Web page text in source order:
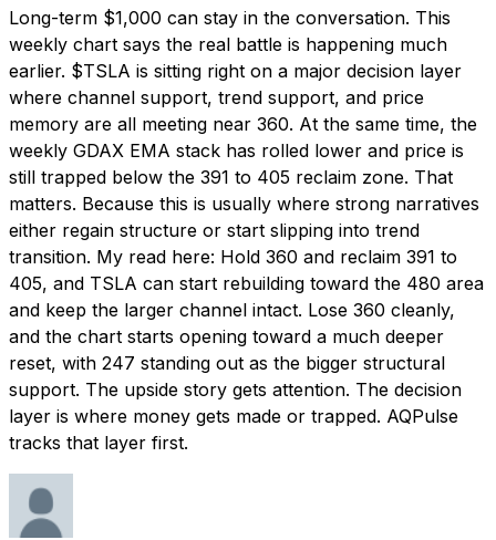
Long-term $1,000 can stay in the conversation. This
weekly chart says the real battle is happening much
earlier. $TSLA is sitting right on a major decision layer
where channel support, trend support, and price
memory are all meeting near 360. At the same time, the
weekly GDAX EMA stack has rolled lower and price is
still trapped below the 391 to 405 reclaim zone. That
matters. Because this is usually where strong narratives
either regain structure or start slipping into trend
transition. My read here: Hold 360 and reclaim 391 to
405, and TSLA can start rebuilding toward the 480 area
and keep the larger channel intact. Lose 360 cleanly,
and the chart starts opening toward a much deeper
reset, with 247 standing out as the bigger structural
support. The upside story gets attention. The decision
layer is where money gets made or trapped. AQPulse
tracks that layer first.